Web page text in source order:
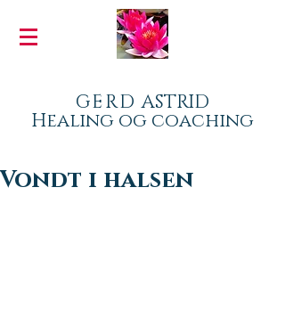
GERD ASTRID
Healing og coaching
Vondt i halsen